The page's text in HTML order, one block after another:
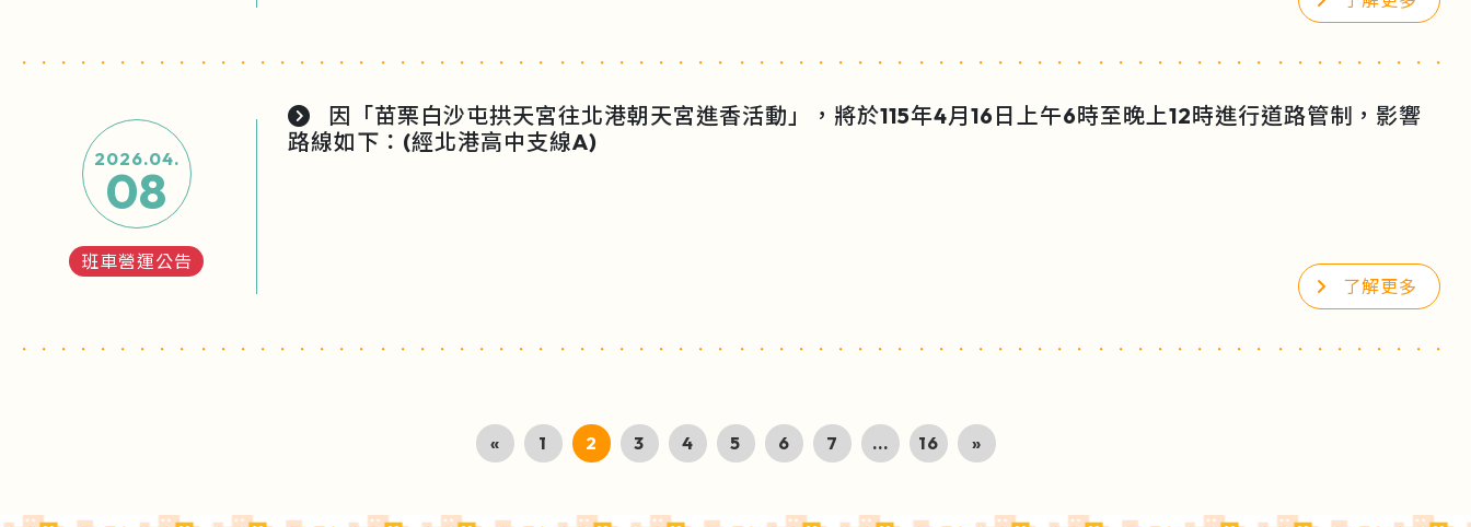
2026.04.
08
班車營運公告
因「苗栗白沙屯拱天宮往北港朝天宮進香活動」，將於115年4月16日上午6時至晚上12時進行道路管制，影響
路線如下：(經北港高中支線A)
了解更多
« 1 2 3 4 5 6 7 ... 16 »